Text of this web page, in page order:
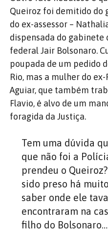
Queiroz foi demitido do
do ex-assessor –
dispensada do gabinete
federal Jair Bolsonaro.
poupada de um pedido
Rio, mas a mulher do
Aguiar, que também
Flavio, é alvo de um
foragida da Justiça.
Tem uma dúvida
que não foi a
prendeu o
sido preso há
saber onde ele
encontraram na
filho do Bolsonaro…